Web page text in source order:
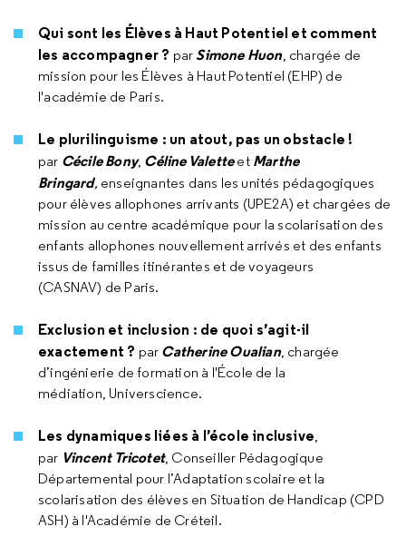
Qui sont les Élèves à Haut Potentiel et comment
les accompagner ? parSimone Huon, chargée de
mission pour les Élèves à Haut Potentiel (EHP) de
l'académie de Paris.
Le plurilinguisme : un atout, pas un obstacle !
par Cécile Bony, Céline Valetteet Marthe
Bringard, enseignantes dans les unités pédagogiques
pour élèves allophones arrivants (UPE2A) et chargées de
mission au centre académique pour la scolarisation des
enfants allophones nouvellement arrivés et des enfants
issus de familles itinérantes et de voyageurs
(CASNAV) de Paris.
Exclusion et inclusion : de quoi s’agit-il
exactement ? par Catherine Oualian, chargée
d’ingénierie de formation à l'École de la
médiation, Universcience.
Les dynamiques liées à l’école inclusive,
par Vincent Tricotet, Conseiller Pédagogique
Départemental pour l’Adaptation scolaire et la
scolarisation des élèves en Situation de Handicap (CPD
ASH) à l'Académie de Créteil.